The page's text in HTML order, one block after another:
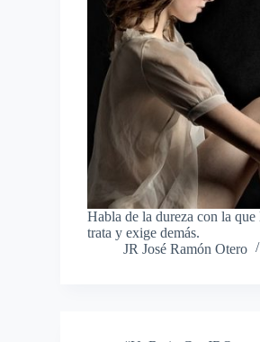
Habla de la dureza con la que
trata y exige demás.
JR José Ramón Otero